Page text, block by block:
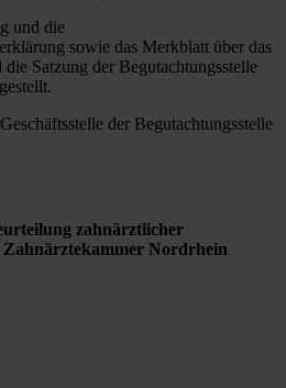
und die
sowie das Merkblatt über das
Satzung der Begutachtungsstelle
der Begutachtungsstelle
zahnärztlicher
Nordrhein